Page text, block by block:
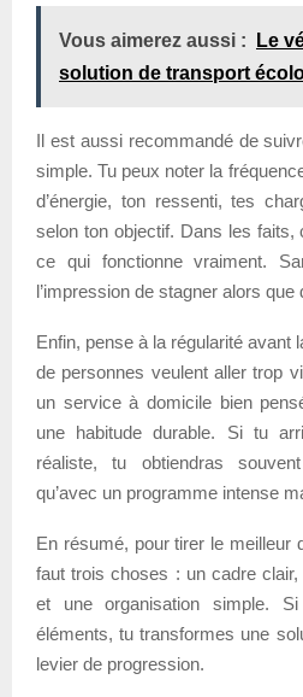
Vous aimerez aussi :
Le
solution de transport
Il est aussi recommandé de
simple. Tu peux noter la
d’énergie, ton ressenti, tes
selon ton objectif. Dans les
ce qui fonctionne vraiment.
l’impression de stagner alors
Enfin, pense à la régularité avant
de personnes veulent aller trop
un service à domicile bien
une habitude durable. Si tu
réaliste, tu obtiendras
qu’avec un programme intense
En résumé, pour tirer le meilleur
faut trois choses : un cadre
et une organisation simple.
éléments, tu transformes une
levier de progression.